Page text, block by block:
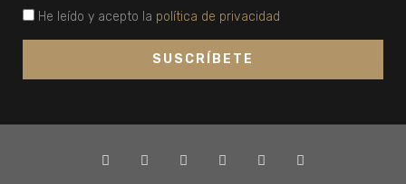
privacidad
He leído y acepto la política de privacidad
SUSCRÍBETE
T
w
F
a
Y
o
L
i
Y
o
I
n